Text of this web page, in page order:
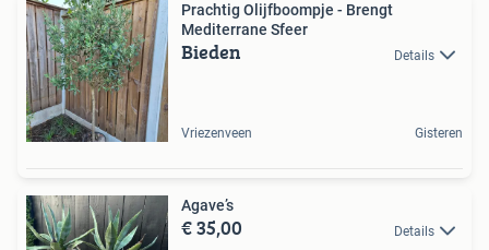
Prachtig Olijfboompje - Brengt
Mediterrane Sfeer
Bieden Details
Vriezenveen Gisteren
Agave’s
€ 35,00 Details